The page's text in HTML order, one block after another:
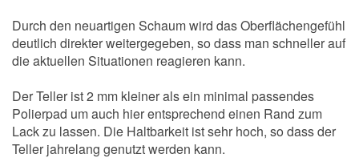
Durch den neuartigen Schaum wird das Oberflächengefühl
deutlich direkter weitergegeben, so dass man schneller auf
die aktuellen Situationen reagieren kann.
Der Teller ist 2 mm kleiner als ein minimal passendes
Polierpad um auch hier entsprechend einen Rand zum
Lack zu lassen. Die Haltbarkeit ist sehr hoch, so dass der
Teller jahrelang genutzt werden kann.